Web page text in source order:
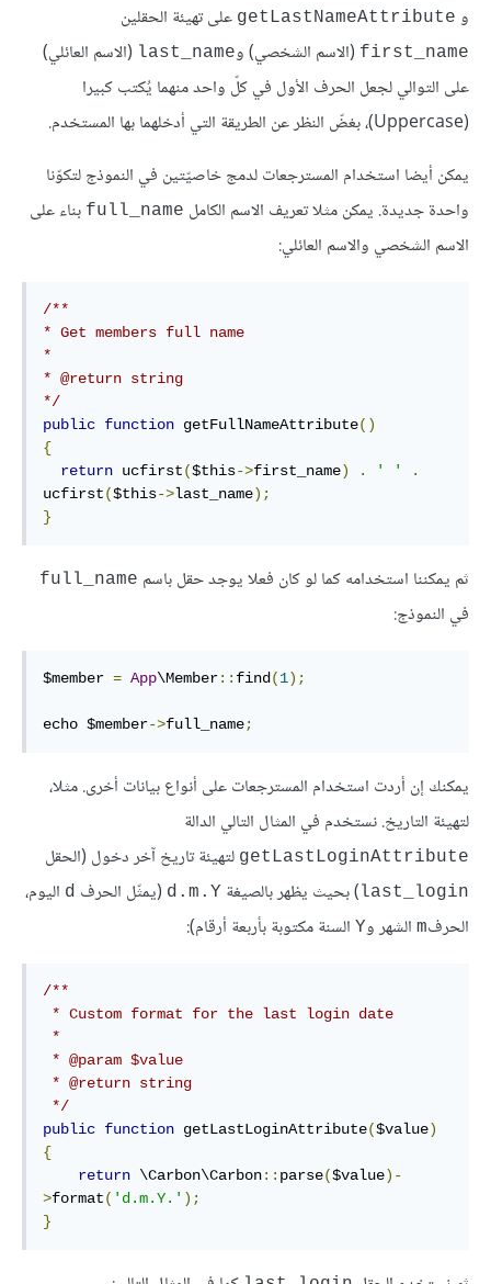
و getLastNameAttribute على تهيئة الحقلين
first_name (الاسم الشخصي) وlast_name (الاسم العائلي)
على التوالي لجعل الحرف الأول في كلّ واحد منهما يُكتب كبيرا
(Uppercase)، بغضّ النظر عن الطريقة التي أدخلهما بها المستخدم.
يمكن أيضا استخدام المسترجعات لدمج خاصيّتين في النموذج لتكوّنا
واحدة جديدة. يمكن مثلا تعريف الاسم الكامل full_name بناء على
الاسم الشخصي والاسم العائلي:
/**
* Get members full name
*
* @return string
*/
public function getFullNameAttribute()
{
return ucfirst($this->first_name) . ' '
.
ucfirst($this->last_name);
}
ثم يمكننا استخدامه كما لو كان فعلا يوجد حقل باسم full_name
في النموذج:
$member = App\Member:: find (1);
echo $member->full_name;
يمكنك إن أردت استخدام المسترجعات على أنواع بيانات أخرى. مثلا،
لتهيئة التاريخ. نستخدم في المثال التالي الدالة
getLastLoginAttribute لتهيئة تاريخ آخر دخول (الحقل
last_login) بحيث يظهر بالصيغة d.m.Y (يمثّل الحرف d اليوم،
الحرفm الشهر وY السنة مكتوبة بأربعة أرقام):
/**
*/
public function getLastLoginAttribute($value)
{
return \Carbon\Carbon:: parse($value)-
>format( 'd.m.Y.' );
}